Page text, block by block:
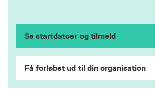
Se startdatoer og tilmeld
Få forløbet ud til din organisation